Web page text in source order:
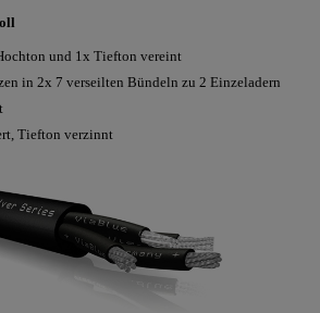
und 1x Tiefton vereint
in 2x 7 verseilten Bündeln zu 2 Einzeladern
Tiefton verzinnt